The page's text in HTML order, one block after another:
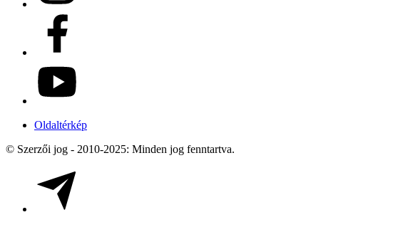
Oldaltérkép
© Szerzői jog - 2010-2025: Minden jog fenntartva.